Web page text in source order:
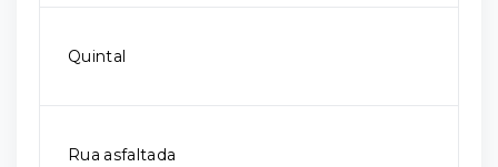
Quintal
Rua asfaltada